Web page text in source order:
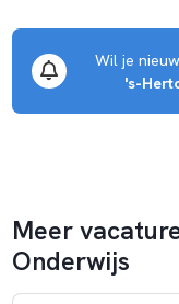
Wil je
's-
Meer
Onderwijs